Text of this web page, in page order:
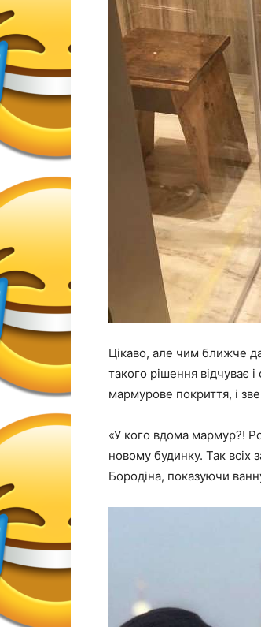
Цікаво, але чим ближче
такого рішення відчуває
мармурове покриття, і
«У кого вдома мармур?!
новому будинку. Так всіх
Бородіна, показуючи